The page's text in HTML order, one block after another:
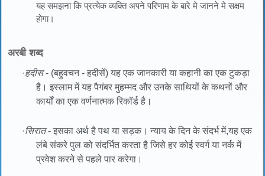
यह समझना कि प्रत्येक व्यक्ति अपने परिणाम के बारे मे जानने मे सक्षम
होगा।
अरबी शब्द
·हदीस- (बहुवचन - हदीसें) यह एक जानकारी या कहानी का एक टुकड़ा
है। इस्लाम में यह पैगंबर मुहम्मद और उनके साथियों के कथनों और
कार्यों का एक वर्णनात्मक रिकॉर्ड है।
·सिरात- इसका अर्थ है पथ या सड़क। न्याय के दिन के संदर्भ में,यह एक
लंबे संकरे पुल को संदर्भित करता है जिसे हर कोई स्वर्ग या नर्क में
प्रवेश करने से पहले पार करेगा।